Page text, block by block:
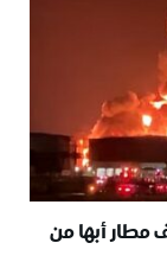
أبها من